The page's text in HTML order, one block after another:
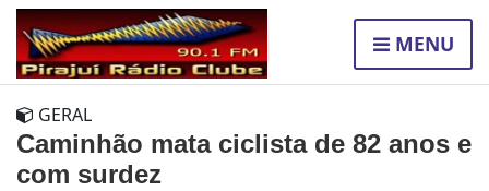
MENU
GERAL
Caminhão mata ciclista de 82 anos e
com surdez